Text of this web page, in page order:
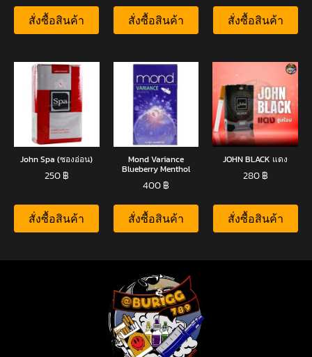
สั่งซื้อสินค้า สั่งซื้อสินค้า สั่งซื้อสินค้า
John Spa (ซองอ่อน)
250฿
สั่งซื้อสินค้า
Mond Variance
Blueberry Menthol
400฿
สั่งซื้อสินค้า
JOHN BLACK แดง
280฿
สั่งซื้อสินค้า